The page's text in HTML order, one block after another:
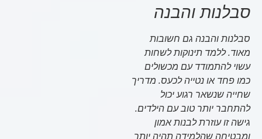
סבלנות והבנה
סבלנות והבנה גם חשובות
מאוד. ללמד תינוקות לשחות
עשוי להתמודד עם מכשולים
כמו פחד או נטייה לכעס. מדריך
שחייה שנשאר רגוע יכול
להתחבר יותר טוב עם הילדים.
גישה זו עוזרת לבנות אמון
ומבטיחה שהלמידה תהיה יותר